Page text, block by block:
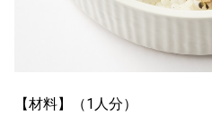
【材料】（1人分）